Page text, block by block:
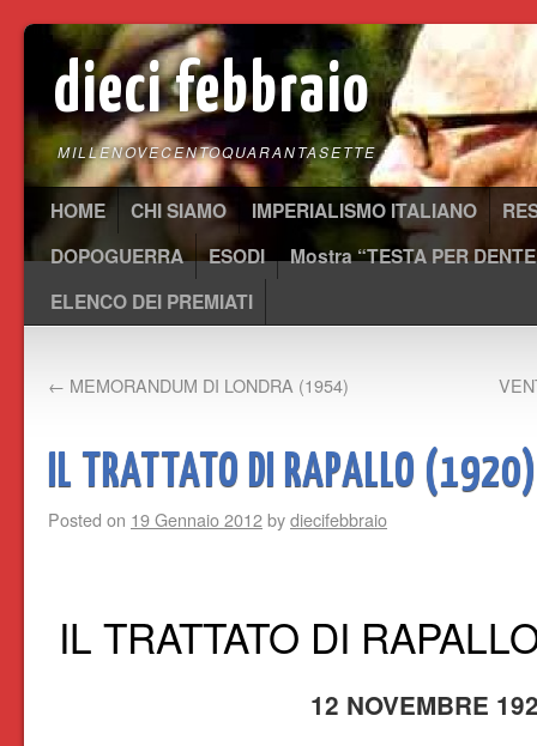
dieci febbraio
MILLENOVECENTOQUARANTASETTE
HOME CHI SIAMO IMPERIALISMO ITALIANO
DOPOGUERRA
ESODI
Mostra “TESTA PER
ELENCO DEI PREMIATI
← MEMORANDUM DI LONDRA (1954)
IL TRATTATO DI RAPALLO (1920)
Posted on 19 Gennaio 2012bydiecifebbraio
IL TRATTATO DI
12 NOVEMBRE